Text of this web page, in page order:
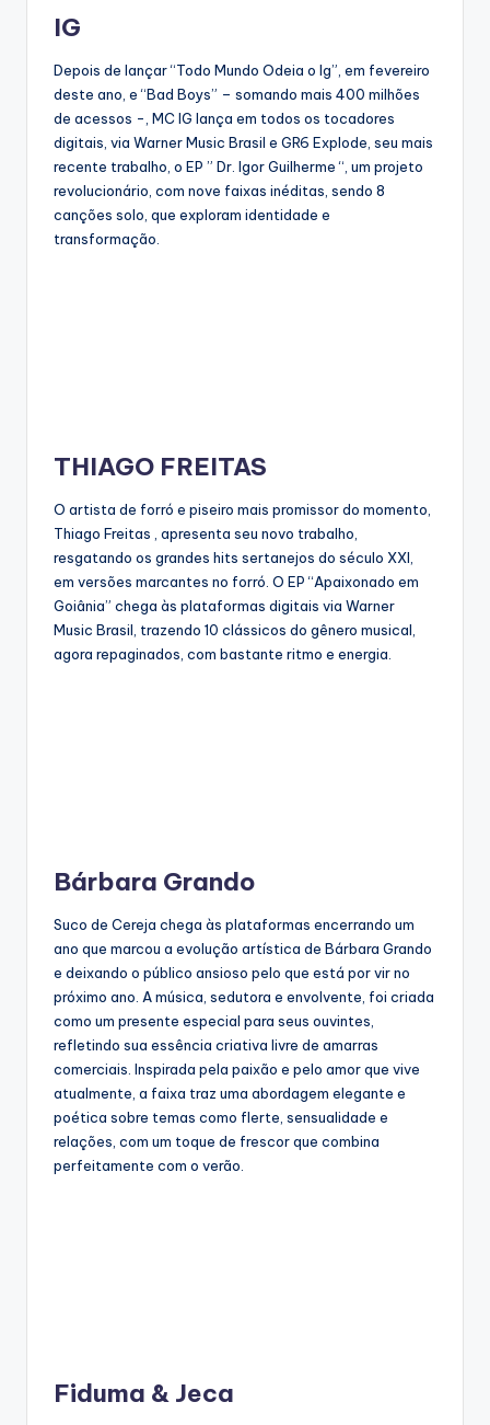
IG
Depois de lançar “Todo Mundo Odeia o Ig”, em fevereiro
deste ano, e “Bad Boys” – somando mais 400 milhões
de acessos -, MC IG lança em todos os tocadores
digitais, via Warner Music Brasil e GR6 Explode, seu mais
recente trabalho, o EP ” Dr. Igor Guilherme “, um projeto
revolucionário, com nove faixas inéditas, sendo 8
canções solo, que exploram identidade e
transformação.
THIAGO FREITAS
O artista de forró e piseiro mais promissor do momento,
Thiago Freitas , apresenta seu novo trabalho,
resgatando os grandes hits sertanejos do século XXI,
em versões marcantes no forró. O EP “Apaixonado em
Goiânia” chega às plataformas digitais via Warner
Music Brasil, trazendo 10 clássicos do gênero musical,
agora repaginados, com bastante ritmo e energia.
Bárbara Grando
Suco de Cereja chega às plataformas encerrando um
ano que marcou a evolução artística de Bárbara Grando
e deixando o público ansioso pelo que está por vir no
próximo ano. A música, sedutora e envolvente, foi criada
como um presente especial para seus ouvintes,
refletindo sua essência criativa livre de amarras
comerciais. Inspirada pela paixão e pelo amor que vive
atualmente, a faixa traz uma abordagem elegante e
poética sobre temas como flerte, sensualidade e
relações, com um toque de frescor que combina
perfeitamente com o verão.
Fiduma & Jeca